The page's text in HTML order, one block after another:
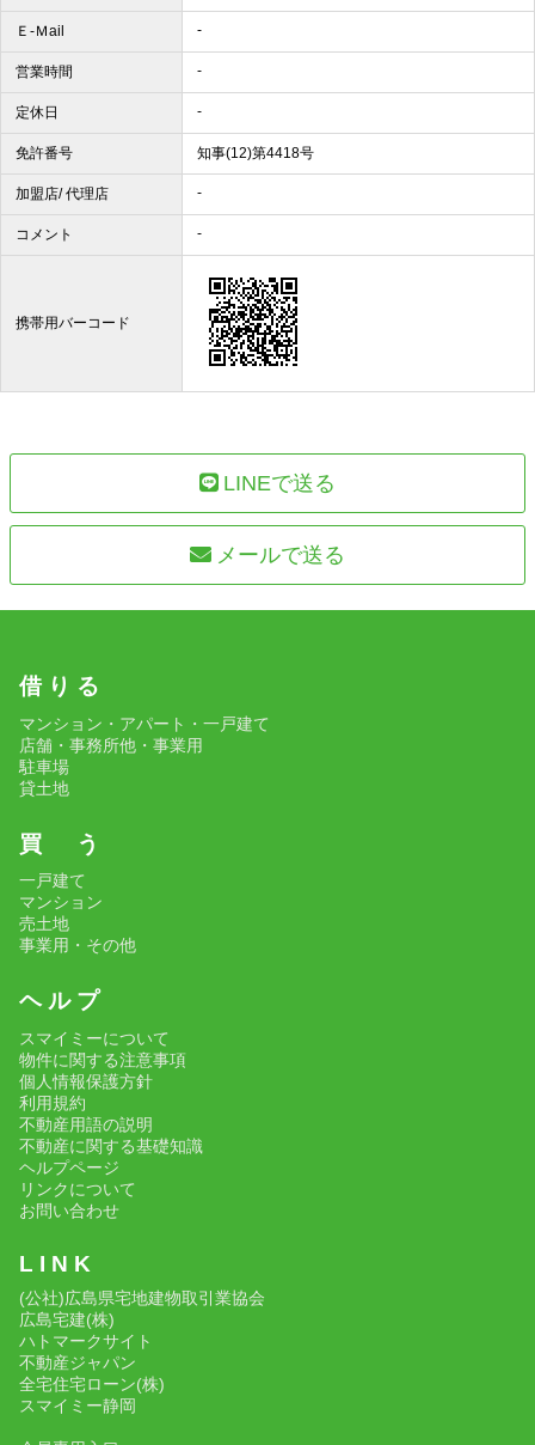
Ｅ-Ｍail -
営業時間 -
定休日 -
免許番号 知事(12)第4418号
加盟店/ 代理店 -
コメント -
携帯用バーコード
LINEで送る
メールで送る
借 り る
マンション・アパート・一戸建て
店舗・事務所他・事業用
駐車場
貸土地
買 う
一戸建て
マンション
売土地
事業用・その他
ヘ ル プ
スマイミーについて
物件に関する注意事項
個人情報保護方針
利用規約
不動産用語の説明
不動産に関する基礎知識
ヘルプページ
リンクについて
お問い合わせ
L I N K
(公社)広島県宅地建物取引業協会
広島宅建(株)
ハトマークサイト
不動産ジャパン
全宅住宅ローン(株)
スマイミー静岡